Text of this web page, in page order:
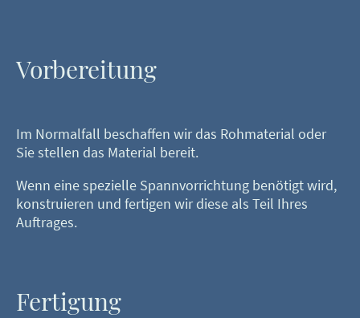
Vorbereitung
Im Normalfall beschaffen wir das Rohmaterial oder
Sie stellen das Material bereit.
Wenn eine spezielle Spannvorrichtung benötigt wird,
konstruieren und fertigen wir diese als Teil Ihres
Auftrages.
Fertigung